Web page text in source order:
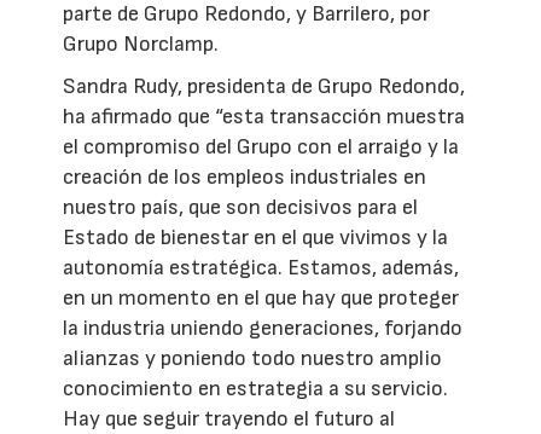
parte de Grupo Redondo, y Barrilero, por
Grupo Norclamp.
Sandra Rudy, presidenta de Grupo Redondo,
ha afirmado que “esta transacción muestra
el compromiso del Grupo con el arraigo y la
creación de los empleos industriales en
nuestro país, que son decisivos para el
Estado de bienestar en el que vivimos y la
autonomía estratégica. Estamos, además,
en un momento en el que hay que proteger
la industria uniendo generaciones, forjando
alianzas y poniendo todo nuestro amplio
conocimiento en estrategia a su servicio.
Hay que seguir trayendo el futuro al